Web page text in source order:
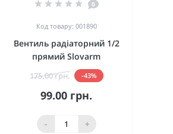
0
Код товару: 001890
Вентиль радіаторний 1/2
прямий Slovarm
175.00 грн. -43%
99.00 грн.
- +